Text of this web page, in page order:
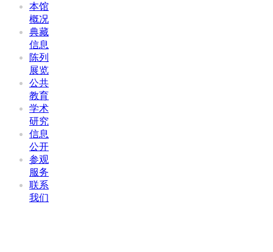
本馆
概况
典藏
信息
陈列
展览
公共
教育
学术
研究
信息
公开
参观
服务
联系
我们